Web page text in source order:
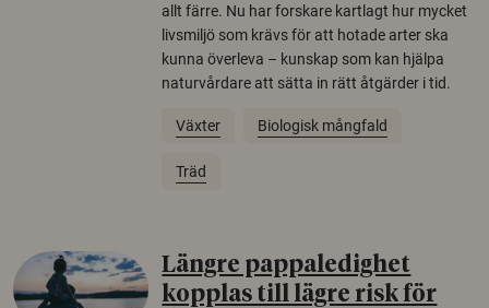
allt färre. Nu har forskare kartlagt hur mycket
livsmiljö som krävs för att hotade arter ska
kunna överleva – kunskap som kan hjälpa
naturvårdare att sätta in rätt åtgärder i tid.
Växter Biologisk mångfald
Träd
Längre pappaledighet
kopplas till lägre risk för